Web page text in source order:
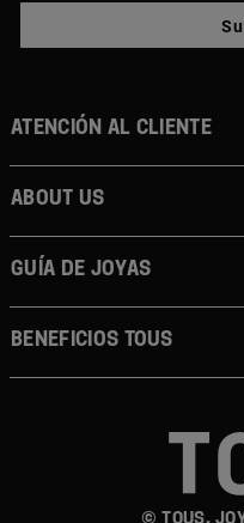
© TOUS,
Atención al cliente
About us
Guía de joyas
Beneficios TOUS